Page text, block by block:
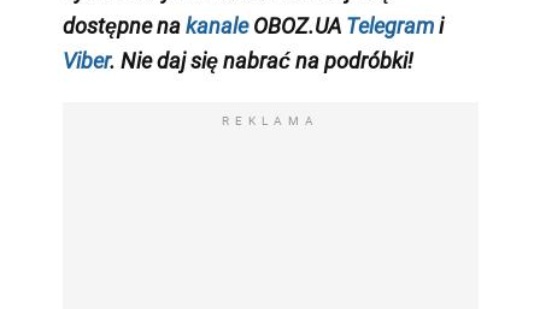
dostępne nakanaleOBOZ.UA Telegrami
Viber. Nie daj się nabrać na podróbki!
REKLAMA